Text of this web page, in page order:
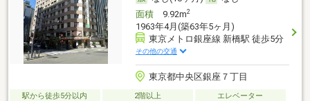
面積9.92m2
1963年4月(築63年5ヶ月)
東京メトロ銀座線 新橋駅 徒歩5分
その他の交通
東京都中央区銀座７丁目
駅から徒歩5分以内 2階以上 エレベーター